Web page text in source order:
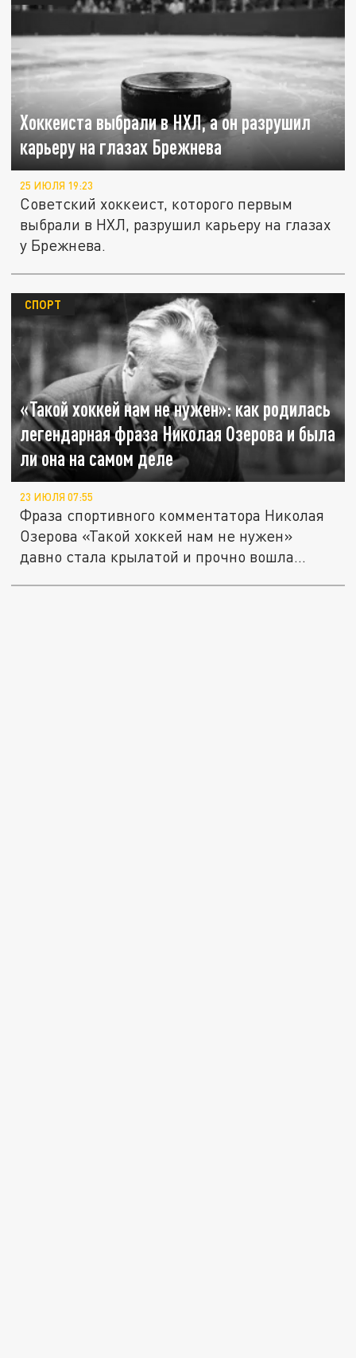
Хоккеиста выбрали в НХЛ, а он разрушил
карьеру на глазах Брежнева
25 ИЮЛЯ 19:23
Советский хоккеист, которого первым
выбрали в НХЛ, разрушил карьеру на глазах
у Брежнева.
«Такой хоккей нам не нужен»: как родилась
легендарная фраза Николая Озерова и была
ли она на самом деле
СПОРТ
23 ИЮЛЯ 07:55
Фраза спортивного комментатора Николая
Озерова «Такой хоккей нам не нужен»
давно стала крылатой и прочно вошла...